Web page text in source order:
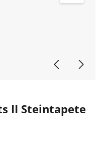
II Steintapete